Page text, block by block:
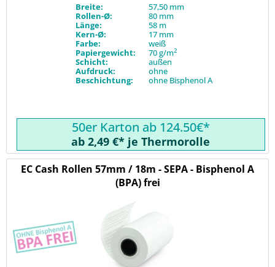
Breite:
57,50 mm
Rollen-Ø:
80 mm
Länge:
58 m
Kern-Ø:
17 mm
Farbe:
weiß
Papiergewicht:
70 g/m2
Schicht:
außen
Aufdruck:
ohne
Beschichtung:
ohne Bisphenol A
50er Karton ab 124.50€*
ab 2,49 €* je Thermorolle
EC Cash Rollen 57mm / 18m - SEPA - Bisphenol A
(BPA) frei